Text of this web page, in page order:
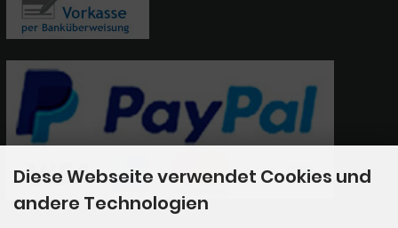
Diese Webseite verwendet Cookies und
andere Technologien